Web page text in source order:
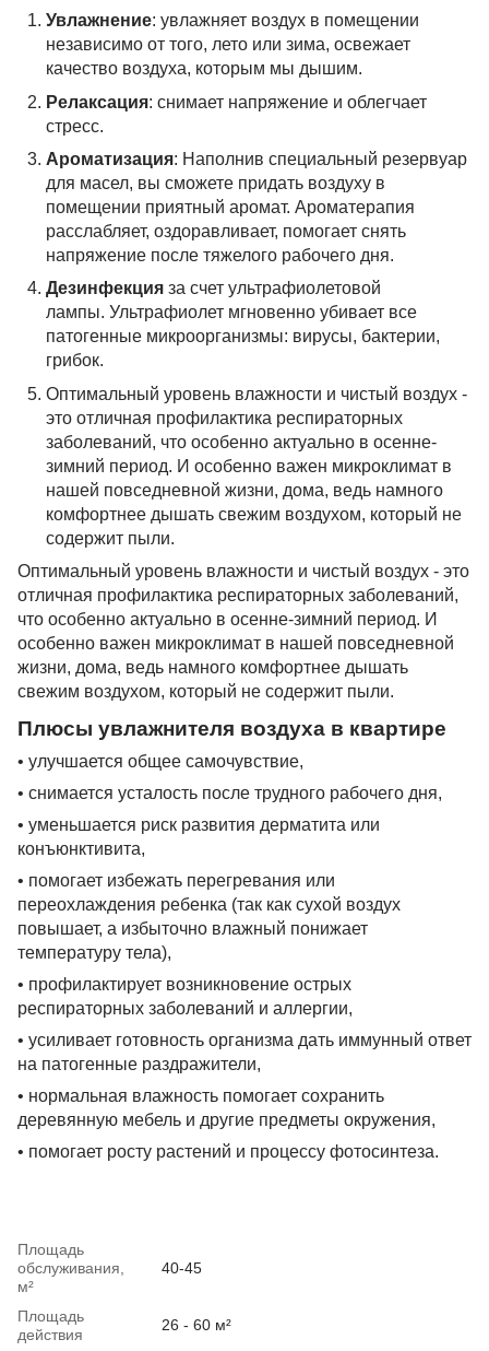
Увлажнение: увлажняет воздух в помещении
независимо от того, лето или зима, освежает
качество воздуха, которым мы дышим.
Релаксация: снимает напряжение и облегчает
стресс.
Ароматизация: Наполнив специальный резервуар
для масел, вы сможете придать воздуху в
помещении приятный аромат. Ароматерапия
расслабляет, оздоравливает, помогает снять
напряжение после тяжелого рабочего дня.
Дезинфекция за счет ультрафиолетовой
лампы. Ультрафиолет мгновенно убивает все
патогенные микроорганизмы: вирусы, бактерии,
грибок.
Оптимальный уровень влажности и чистый воздух -
это отличная профилактика респираторных
заболеваний, что особенно актуально в осенне-
зимний период. И особенно важен микроклимат в
нашей повседневной жизни, дома, ведь намного
комфортнее дышать свежим воздухом, который не
содержит пыли.
Оптимальный уровень влажности и чистый воздух - это
отличная профилактика респираторных заболеваний,
что особенно актуально в осенне-зимний период. И
особенно важен микроклимат в нашей повседневной
жизни, дома, ведь намного комфортнее дышать
свежим воздухом, который не содержит пыли.
Плюсы увлажнителя воздуха в квартире
• улучшается общее самочувствие,
• снимается усталость после трудного рабочего дня,
• уменьшается риск развития дерматита или
конъюнктивита,
• помогает избежать перегревания или
переохлаждения ребенка (так как сухой воздух
повышает, а избыточно влажный понижает
температуру тела),
• профилактирует возникновение острых
респираторных заболеваний и аллергии,
• усиливает готовность организма дать иммунный ответ
на патогенные раздражители,
• нормальная влажность помогает сохранить
деревянную мебель и другие предметы окружения,
• помогает росту растений и процессу фотосинтеза.
Площадь
обслуживания,
м²
40-45
Площадь
действия
26 - 60 м²